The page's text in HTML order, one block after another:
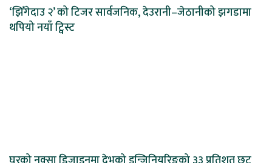
‘झिँगेदाउ २’ को टिजर सार्वजनिक, देउरानी–जेठानीको झगडामा
थपियो नयाँ ट्विस्ट